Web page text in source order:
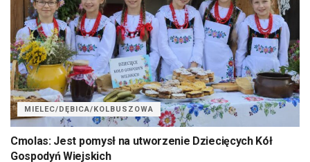
MIELEC/DĘBICA/KOLBUSZOWA
Cmolas: Jest pomysł na utworzenie Dziecięcych Kół
Gospodyń Wiejskich